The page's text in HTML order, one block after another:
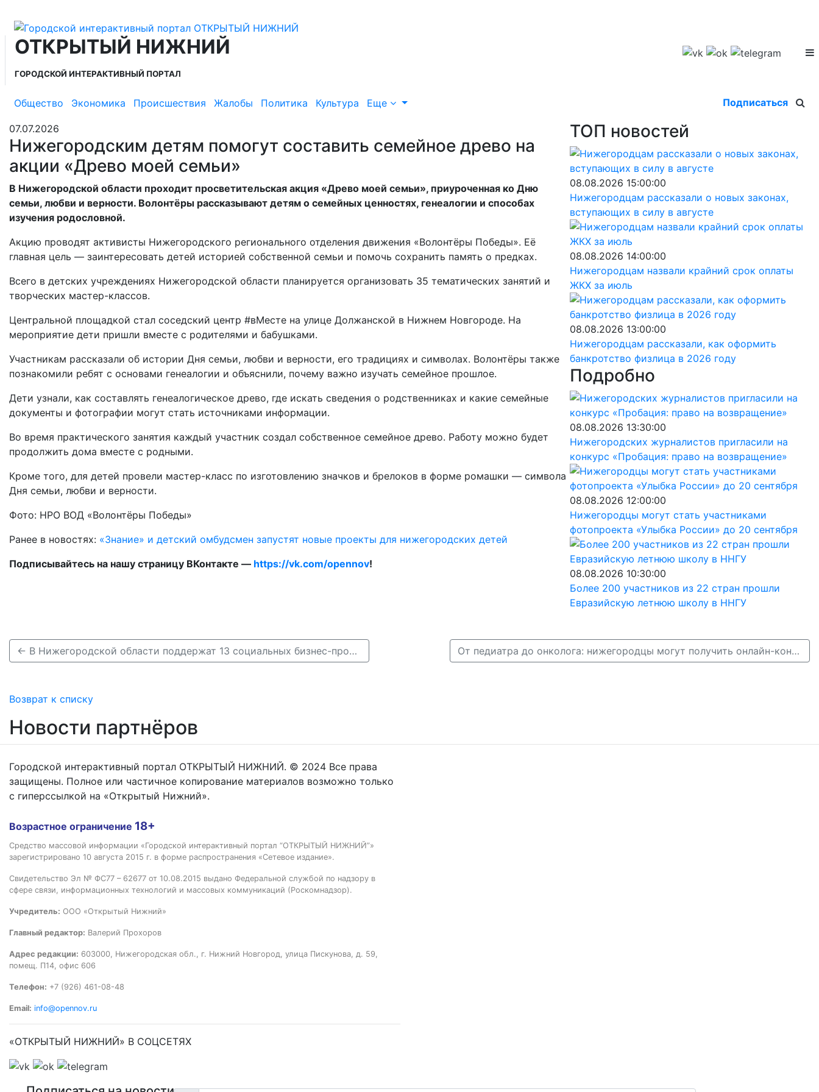
ОТКРЫТЫЙ НИЖНИЙ
ГОРОДСКОЙ ИНТЕРАКТИВНЫЙ ПОРТАЛ
Общество Экономика Происшествия Жалобы Политика Культура Еще Подписаться
07.07.2026
Нижегородским детям помогут составить семейное древо на
акции «Древо моей семьи»
В Нижегородской области проходит просветительская акция «Древо моей семьи», приуроченная ко Дню
семьи, любви и верности. Волонтёры рассказывают детям о семейных ценностях, генеалогии и способах
изучения родословной.
Акцию проводят активисты Нижегородского регионального отделения движения «Волонтёры Победы». Её
главная цель — заинтересовать детей историей собственной семьи и помочь сохранить память о предках.
Всего в детских учреждениях Нижегородской области планируется организовать 35 тематических занятий и
творческих мастер-классов.
Центральной площадкой стал соседский центр #вМесте на улице Должанской в Нижнем Новгороде. На
мероприятие дети пришли вместе с родителями и бабушками.
Участникам рассказали об истории Дня семьи, любви и верности, его традициях и символах. Волонтёры также
познакомили ребят с основами генеалогии и объяснили, почему важно изучать семейное прошлое.
Дети узнали, как составлять генеалогическое древо, где искать сведения о родственниках и какие семейные
документы и фотографии могут стать источниками информации.
Во время практического занятия каждый участник создал собственное семейное древо. Работу можно будет
продолжить дома вместе с родными.
Кроме того, для детей провели мастер-класс по изготовлению значков и брелоков в форме ромашки — символа
Дня семьи, любви и верности.
Фото: НРО ВОД «Волонтёры Победы»
Ранее в новостях: «Знание» и детский омбудсмен запустят новые проекты для нижегородских детей
Подписывайтесь на нашу страницу ВКонтакте — https://vk.com/opennov!
ТОП новостей
08.08.2026 15:00:00
Нижегородцам рассказали о новых законах,
вступающих в силу в августе
08.08.2026 14:00:00
Нижегородцам назвали крайний срок оплаты
ЖКХ за июль
08.08.2026 13:00:00
Нижегородцам рассказали, как оформить
банкротство физлица в 2026 году
Подробно
08.08.2026 13:30:00
Нижегородских журналистов пригласили на
конкурс «Пробация: право на возвращение»
08.08.2026 12:00:00
Нижегородцы могут стать участниками
фотопроекта «Улыбка России» до 20 сентября
08.08.2026 10:30:00
Более 200 участников из 22 стран прошли
Евразийскую летнюю школу в ННГУ
← В Нижегородской области поддержат 13 социальных бизнес-проектов От педиатра до онколога: нижегородцы могут получить онлайн-консультацию у врачей →
Возврат к списку
Новости партнёров
Городской интерактивный портал ОТКРЫТЫЙ НИЖНИЙ. © 2024 Все права
защищены. Полное или частичное копирование материалов возможно только
с гиперссылкой на «Открытый Нижний».
Возрастное ограничение 18+
Средство массовой информации «Городской интерактивный портал “ОТКРЫТЫЙ НИЖНИЙ”»
зарегистрировано 10 августа 2015 г. в форме распространения «Сетевое издание».
Свидетельство Эл № ФС77 – 62677 от 10.08.2015 выдано Федеральной службой по надзору в
сфере связи, информационных технологий и массовых коммуникаций (Роскомнадзор).
Учредитель: ООО «Открытый Нижний»
Главный редактор: Валерий Прохоров
Адрес редакции: 603000, Нижегородская обл., г. Нижний Новгород, улица Пискунова, д. 59,
помещ. П14, офис 606
Телефон: +7 (926) 461-08-48
Email: info@opennov.ru
«ОТКРЫТЫЙ НИЖНИЙ» В СОЦСЕТЯХ